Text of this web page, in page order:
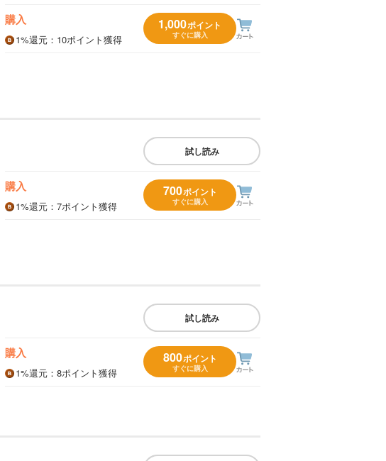
購入
1%還元 ：10ポイント獲得
1,000ポイント
すぐに購入
試し読み
購入
1%還元 ：7ポイント獲得
700ポイント
すぐに購入
試し読み
購入
1%還元 ：8ポイント獲得
800ポイント
すぐに購入